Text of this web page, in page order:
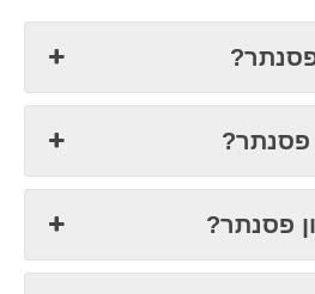
פסנתר?
פסנתר?